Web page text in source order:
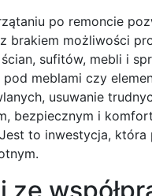
po remoncie
możliwości
sufitów, mebli i
meblami czy
usuwanie
bezpiecznym i
to inwestycja,